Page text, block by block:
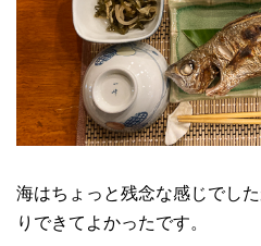
海はちょっと残念な感じでし
りできてよかったです。